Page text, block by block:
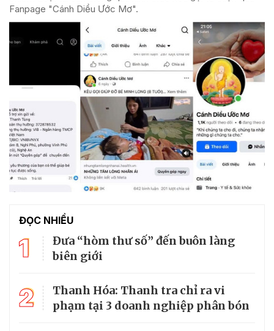
Fanpage "Cánh Diều Ước Mơ".
ĐỌC NHIỀU
1
Đưa “hòm thư số” đến buôn làng
biên giới
2
Thanh Hóa: Thanh tra chỉ ra vi
phạm tại 3 doanh nghiệp phân bón